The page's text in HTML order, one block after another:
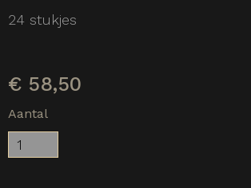
24 stukjes
€ 58,50
Aantal